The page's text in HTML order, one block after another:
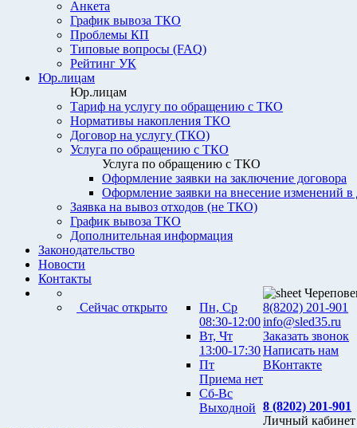
Анкета
График вывоза ТКО
Проблемы КП
Типовые вопросы (FAQ)
Рейтинг УК
Юр.лицам
Юр.лицам
Тариф на услугу по обращению с ТКО
Нормативы накопления ТКО
Договор на услугу (ТКО)
Услуга по обращению с ТКО
Услуга по обращению с ТКО
Оформление заявки на заключение договора
Оформление заявки на внесение изменений в
Заявка на вывоз отходов (не ТКО)
График вывоза ТКО
Дополнительная информация
Законодательство
Новости
Контакты
Сейчас открыто
Пн, Ср
08:30-12:00
Вт, Чт
13:00-17:30
Пт
Приема нет
Сб-Вс
Выходной
8(8202) 201-901
info@sled35.ru
Заказать звонок
Написать нам
ВКонтакте
8 (8202) 201-901
Личный кабинет